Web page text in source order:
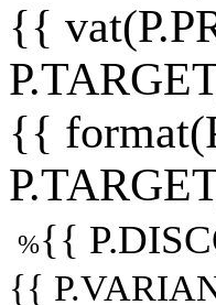
{{
{{
%{{
{{